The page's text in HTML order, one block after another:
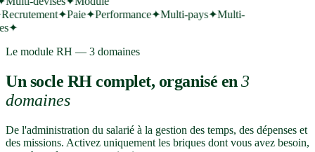
✦Paie✦Performance✦Multi-pays✦Multi-
✦
Le module RH — 3 domaines
Un socle RH complet, organisé en 3
domaines
De l'administration du salarié à la gestion des temps, des dépenses et
des missions. Activez uniquement les briques dont vous avez besoin,